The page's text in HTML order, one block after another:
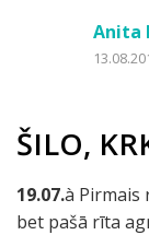
Anita
ŠILO,
19.07.à Pirmais
bet pašā rīta